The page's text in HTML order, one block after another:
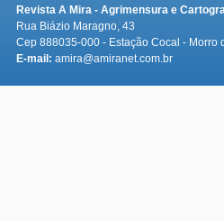
Revista A Mira - Agrimensura e
Rua Biázio Maragno, 43
Cep 888035-000 - Estação Cocal - Morro
E-mail: amira@amiranet.com.br